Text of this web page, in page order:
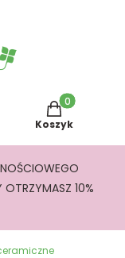
Produkty w
Koszyk
OTRZYMASZ 10%